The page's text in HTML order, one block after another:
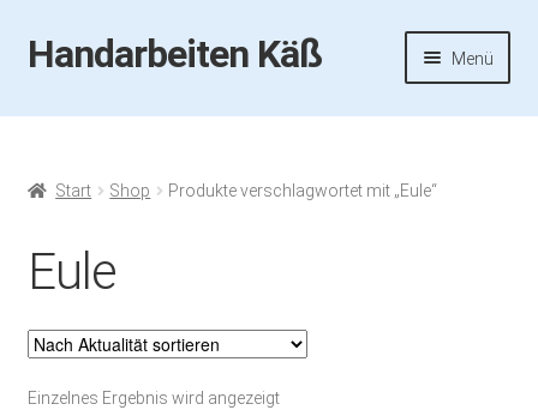
Zur
Navigation
Zum
Inhalt
Handarbeiten Käß Menü
Startseite
Aktuelles
Start Shop Produkte verschlagwortet mit „Eule“
Eule
Einzelnes Ergebnis wird angezeigt